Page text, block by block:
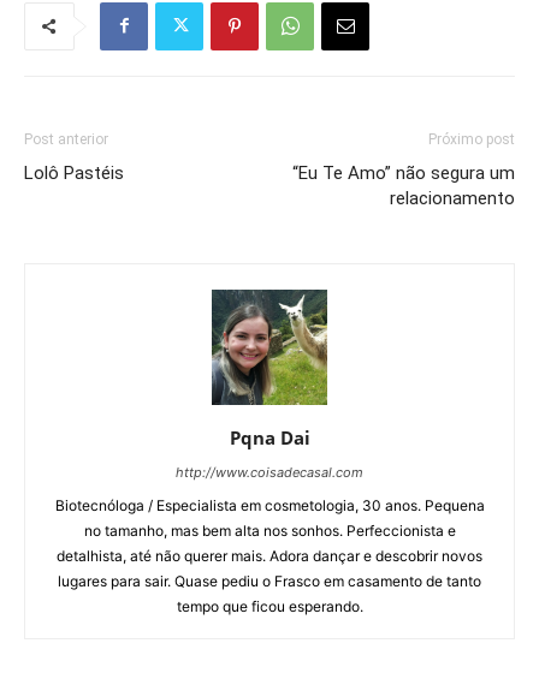
Post anterior
Lolô Pastéis
Próximo post
“Eu Te Amo” não segura um
relacionamento
Pqna Dai
http://www.coisadecasal.com
Biotecnóloga / Especialista em cosmetologia, 30 anos. Pequena
no tamanho, mas bem alta nos sonhos. Perfeccionista e
detalhista, até não querer mais. Adora dançar e descobrir novos
lugares para sair. Quase pediu o Frasco em casamento de tanto
tempo que ficou esperando.